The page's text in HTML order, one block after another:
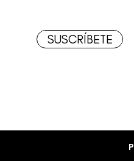
SUSCRÍBETE